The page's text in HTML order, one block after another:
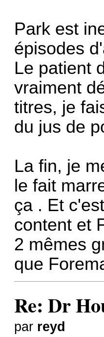
Park est
épisodes
Le patient
vraiment
titres, je
du jus de
La fin, je
le fait
ça . Et
content et
2 mêmes
que
Re: Dr
par reyd